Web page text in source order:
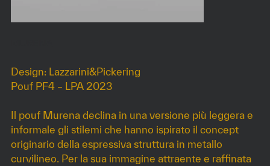
Design: Lazzarini&Pickering
Pouf PF4 – LPA 2023
Il pouf Murena declina in una versione più leggera e
informale gli stilemi che hanno ispirato il concept
originario della espressiva struttura in metallo
curvilineo. Per la sua immagine attraente e raffinata